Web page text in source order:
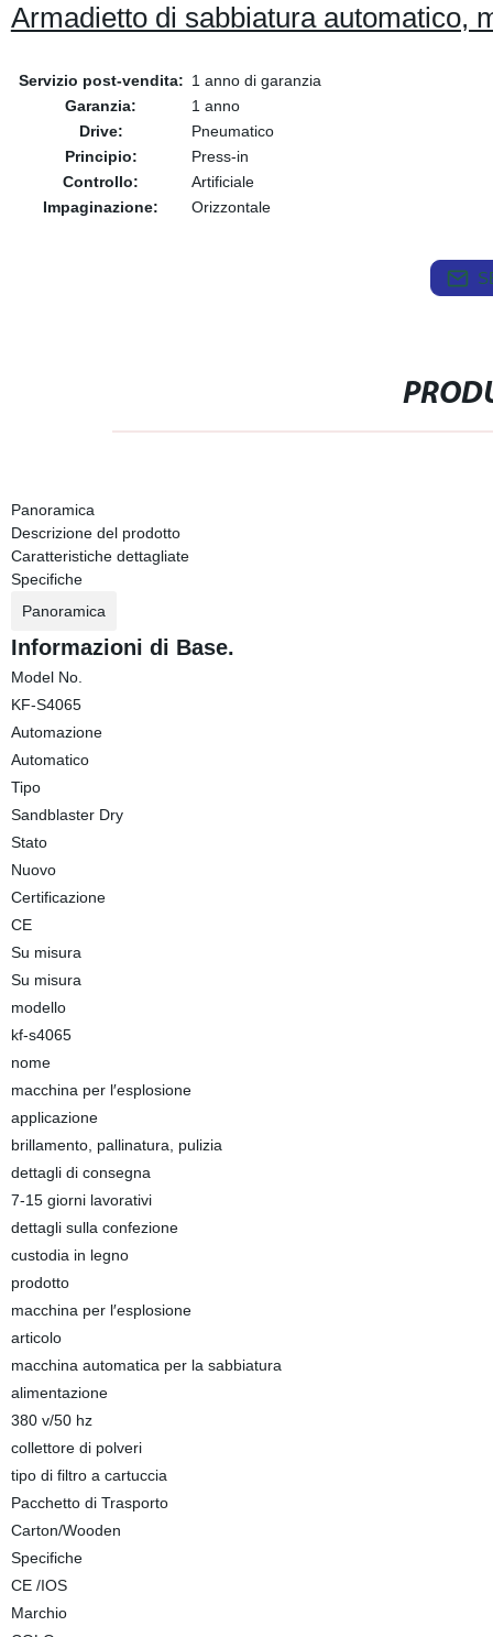
Armadietto di sabbiatura automatico,
Servizio post-vendita: 1 anno di garanzia
Garanzia:
1 anno
Drive:
Pneumatico
Principio:
Press-in
Controllo:
Artificiale
Impaginazione:
Orizzontale
Panoramica
Descrizione del prodotto
Caratteristiche dettagliate
Specifiche
Panoramica
Informazioni di Base.
Model No.
KF-S4065
Automazione
Automatico
Tipo
Sandblaster Dry
Stato
Nuovo
Certificazione
CE
Su misura
Su misura
modello
kf-s4065
nome
macchina per l′esplosione
applicazione
brillamento, pallinatura, pulizia
dettagli di consegna
7-15 giorni lavorativi
dettagli sulla confezione
custodia in legno
prodotto
macchina per l′esplosione
articolo
macchina automatica per la sabbiatura
alimentazione
380 v/50 hz
collettore di polveri
tipo di filtro a cartuccia
Pacchetto di Trasporto
Carton/Wooden
Specifiche
CE /IOS
Marchio